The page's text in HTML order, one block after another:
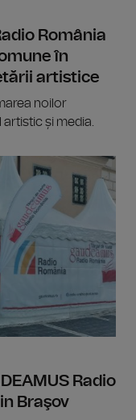
România
în
artistice
noilor
și media.
Radio
Braşov